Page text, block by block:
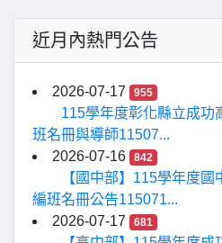
近月內熱門公告
2026-07-17 955
115學年度彰化縣立成功
班名冊與導師11507...
2026-07-16
842
【國中部】115學年度
編班名冊公告115071...
2026-07-17
681